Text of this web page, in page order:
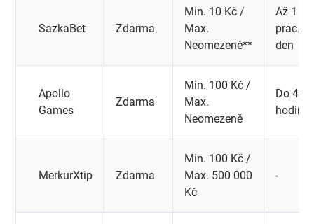
SazkaBet Zdarma
Min. 10 Kč /
Max.
Neomezeně**
Až 1
prac.
den
Apollo
Games
Zdarma
Min. 100 Kč /
Max.
Neomezeně
Do 48
hodin
MerkurXtip Zdarma
Min. 100 Kč /
Max. 500 000
Kč
-